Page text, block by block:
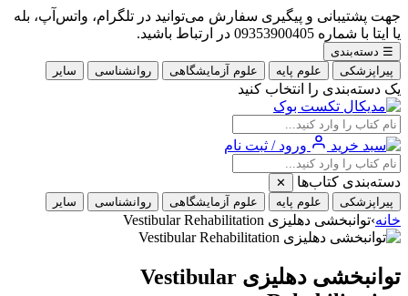
جهت پشتیبانی و پیگیری سفارش می‌توانید در تلگرام، واتس‌آپ، بله
یا ایتا با شماره 09353900405 در ارتباط باشید.
☰ دسته‌بندی
پیراپزشکی
علوم پایه علوم آزمایشگاهی روانشناسی سایر
یک دسته‌بندی را انتخاب کنید
ورود / ثبت نام
دسته‌بندی کتاب‌ها
✕
پیراپزشکی
علوم پایه علوم آزمایشگاهی روانشناسی سایر
خانه›توانبخشی دهلیزی Vestibular Rehabilitation
توانبخشی دهلیزی Vestibular